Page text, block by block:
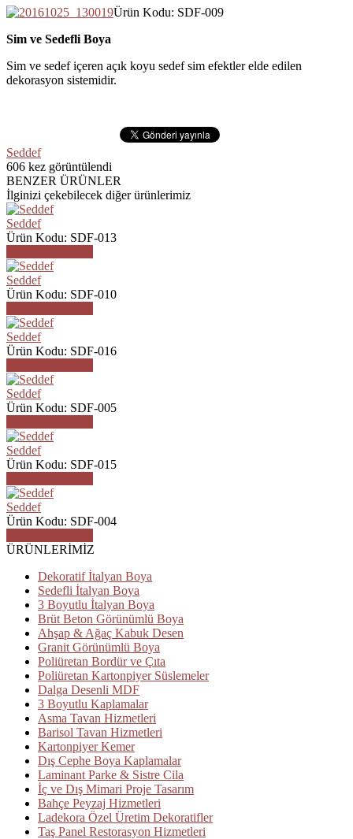
Ürün Kodu: SDF-009
Sim ve Sedefli Boya
Sim ve sedef içeren açık koyu sedef sim efektler elde edilen
dekorasyon sistemidir.
Seddef
606 kez görüntülendi
BENZER ÜRÜNLER
İlginizi çekebilecek diğer ürünlerimiz
Seddef
Ürün Kodu: SDF-013
Seddef
Ürün Kodu: SDF-010
Seddef
Ürün Kodu: SDF-016
Seddef
Ürün Kodu: SDF-005
Seddef
Ürün Kodu: SDF-015
Seddef
Ürün Kodu: SDF-004
ÜRÜNLERİMİZ
Dekoratif İtalyan Boya
Sedefli İtalyan Boya
3 Boyutlu İtalyan Boya
Brüt Beton Görünümlü Boya
Ahşap & Ağaç Kabuk Desen
Granit Görünümlü Boya
Poliüretan Bordür ve Çıta
Poliüretan Kartonpiyer Süslemeler
Dalga Desenli MDF
3 Boyutlu Kaplamalar
Asma Tavan Hizmetleri
Barisol Tavan Hizmetleri
Kartonpiyer Kemer
Dış Cephe Boya Kaplamalar
Laminant Parke & Sistre Cila
İç ve Dış Mimari Proje Tasarım
Bahçe Peyzaj Hizmetleri
Ladekora Özel Üretim Dekoratifler
Taş Panel Restorasyon Hizmetleri